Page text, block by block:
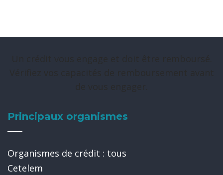
Principaux organismes
Organismes de crédit : tous
Cetelem